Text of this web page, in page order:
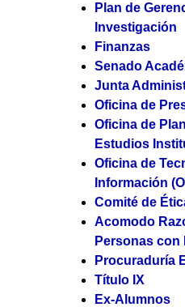
Plan de
Investigación
Finanzas
Senado
Junta
Oficina de
Oficina de
Estudios
Oficina de
Información
Comité de
Acomodo
Personas con
Procuraduría
Título IX
Ex-Alumnos